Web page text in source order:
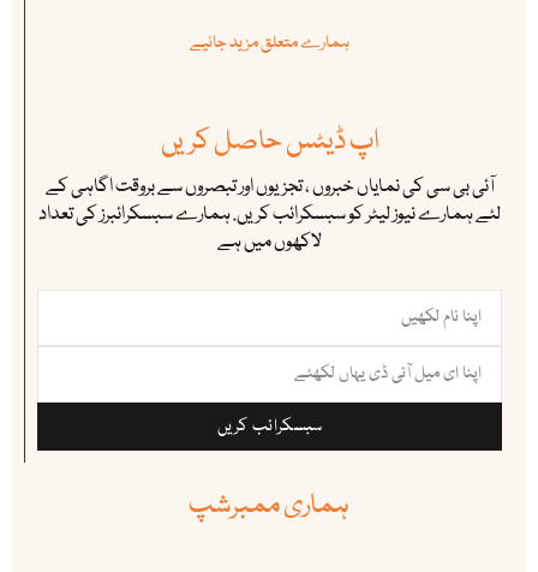
ہمارے متعلق مزید جانیے
اپ ڈیٹس حاصل کریں
آئی بی سی کی نمایاں خبروں ، تجزیوں اور تبصروں سے بروقت اگاہی کے
لئے ہمارے نیوز لیٹر کو سبسکرائب کریں. ہمارے سبسکرائبرز کی تعداد
لاکھوں میں ہے
سبسکرائب کریں
ہماری ممبرشپ